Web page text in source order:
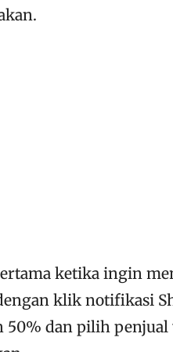
ketika ingin
klik notifikasi
50% dan pilih penjual